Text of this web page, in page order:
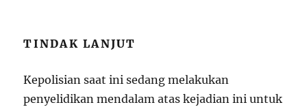
TINDAK LANJUT
Kepolisian saat ini sedang melakukan
penyelidikan mendalam atas kejadian ini untuk